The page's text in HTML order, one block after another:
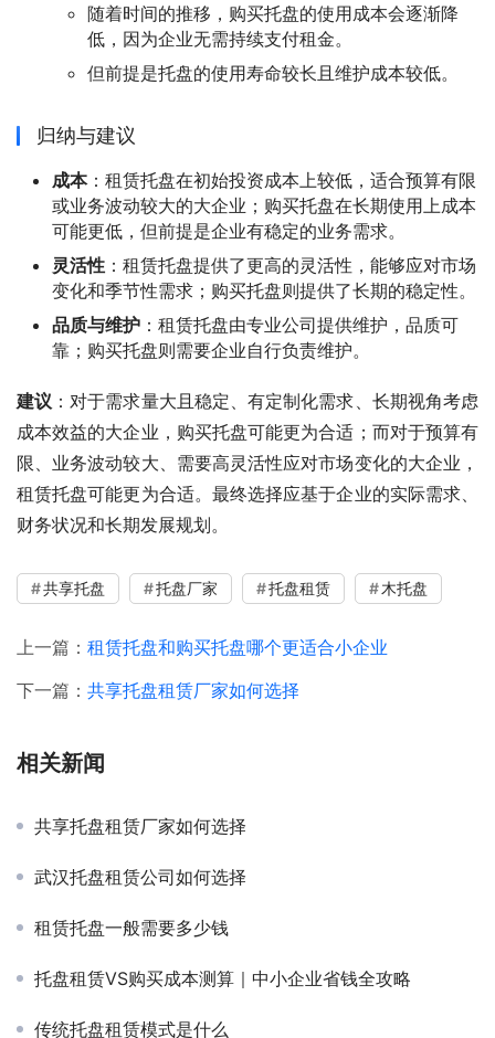
随着时间的推移，购买托盘的使用成本会逐渐降
低，因为企业无需持续支付租金。
但前提是托盘的使用寿命较长且维护成本较低。
归纳与建议
成本：租赁托盘在初始投资成本上较低，适合预算有限
或业务波动较大的大企业；购买托盘在长期使用上成本
可能更低，但前提是企业有稳定的业务需求。
灵活性 ：租赁托盘提供了更高的灵活性，能够应对市场
变化和季节性需求；购买托盘则提供了长期的稳定性。
品质与维护 ：租赁托盘由专业公司提供维护，品质可
靠；购买托盘则需要企业自行负责维护。
建议 ：对于需求量大且稳定、有定制化需求、长期视角考虑
成本效益的大企业，购买托盘可能更为合适；而对于预算有
限、业务波动较大、需要高灵活性应对市场变化的大企业，
租赁托盘可能更为合适。最终选择应基于企业的实际需求、
财务状况和长期发展规划。
共享托盘 托盘厂家 托盘租赁 木托盘
上一篇： 租赁托盘和购买托盘哪个更适合小企业
下一篇： 共享托盘租赁厂家如何选择
相关新闻
共享托盘租赁厂家如何选择
武汉托盘租赁公司如何选择
租赁托盘一般需要多少钱
托盘租赁VS购买成本测算｜中小企业省钱全攻略
传统托盘租赁模式是什么